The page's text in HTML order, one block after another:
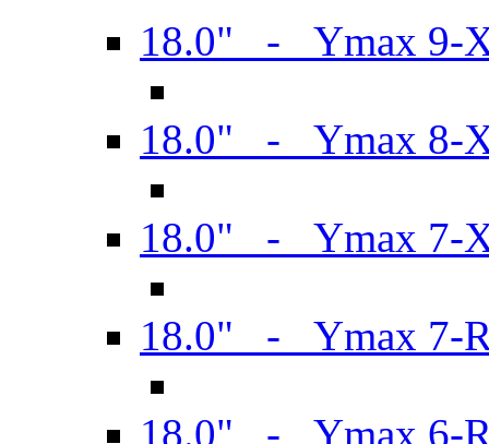
18.0" - Ymax 9-
18.0" - Ymax 8-
18.0" - Ymax 7-
18.0" - Ymax 7-
18.0" - Ymax 6-